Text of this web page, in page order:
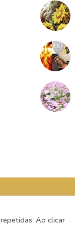
Ao clicar